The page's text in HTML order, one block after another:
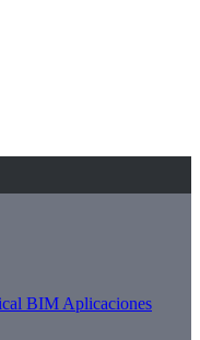
BIM Aplicaciones